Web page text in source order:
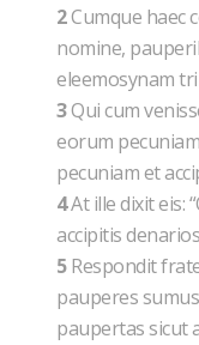
2Cumque haec
nomine,
eleemosynam
3Qui cum
eorum
pecuniam et
4At ille dixit eis:
accipitis
5Respondit
pauperes
paupertas sicut